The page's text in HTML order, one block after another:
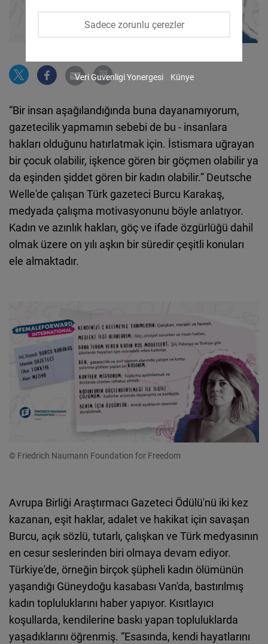
“Bir insan aşağılandığında buna dayanamıyorum,
gazetecilik yapmamın sebebi de bu - insanlara
hakları olduğunu hatırlatmak için. İstismara uğrayan
bir çocuk olabilir, işkence gören bir göçmen olabilir ya
da eşinden şiddet gören bir kadın olabilir.” Deutsche
Welle'de çalışan Türk gazeteci Burcu Karakaş,
medyada çalışma motivasyonunu böyle anlatıyor.
Kadın ve azınlık hakları, göç ve ifade özgürlüğü dahil
olmak üzere on yılı aşkın bir süredir çeşitli konuları
ele almaktadır.
© Friedrich Naumann Foundation for Freedom
Avrupa Birliği Araştırmacı Gazeteci Ödülü'nü iki kez
kazanan, eşit haklar, adalet ve hakikat için savaşan
Burcu, açık sözlü, tutarlı, çalışkan ve Türk medyasının
en cesur seslerinden biri olmaya devam ediyor.
Türkiye'de, örneğin birçok şüpheli kadın ölümünün
yaşandığı Güneydoğu kasabası Van'da, bastırılmış
kadın topluluklarını haber yapıyor. Kısıtlayıcı
koşullarda, kendilerine baskı yapan topluluklarda
yaşadıklarını öğrenmiş. “Esasında, kendi hayatlarını
Sadece zorunlu çerezler
Youtube
Embed
Google
Maps
Embed
Cloudinary
Flickr
Embed
Newsletter2go
Podigee
Embed
D.Vinci
Embed
Typeform
Veri Guvenligi Yonergesi Künye